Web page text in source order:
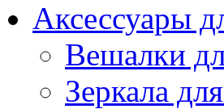
Аксессуары
Вешалки
Зеркала